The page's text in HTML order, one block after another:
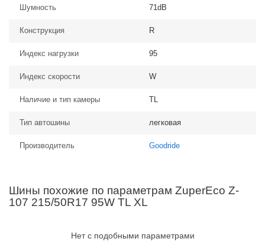
Шумность 71dB
Конструкция R
Индекс нагрузки 95
Индекс скорости W
Наличие и тип камеры TL
Тип автошины легковая
Производитель Goodride
Шины похожие по параметрам ZuperEco Z-
107 215/50R17 95W TL XL
Нет с подобными параметрами